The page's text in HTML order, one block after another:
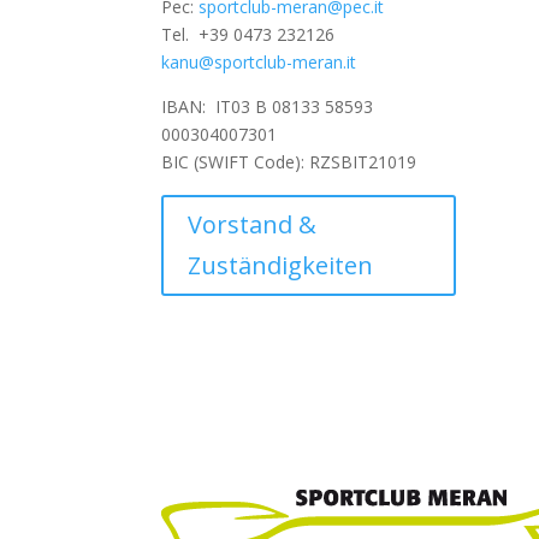
Pec: sportclub-meran@pec.it
Tel. +39 0473 232126
kanu@sportclub-meran.it
IBAN: IT03 B 08133 58593
000304007301
BIC (SWIFT Code): RZSBIT21019
Vorstand &
Zuständigkeiten